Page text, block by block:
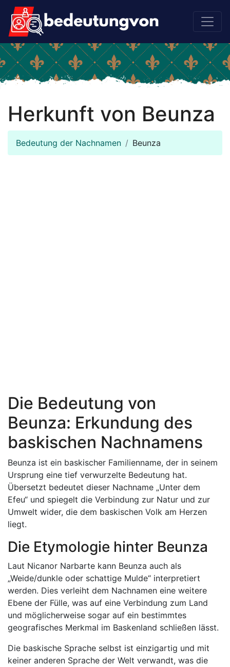
Herkunft von Beunza
Bedeutung der Nachnamen Beunza
Die Bedeutung von
Beunza: Erkundung des
baskischen Nachnamens
Beunza ist ein baskischer Familienname, der in seinem
Ursprung eine tief verwurzelte Bedeutung hat.
Übersetzt bedeutet dieser Nachname „Unter dem
Efeu“ und spiegelt die Verbindung zur Natur und zur
Umwelt wider, die dem baskischen Volk am Herzen
liegt.
Die Etymologie hinter Beunza
Laut Nicanor Narbarte kann Beunza auch als
„Weide/dunkle oder schattige Mulde“ interpretiert
werden. Dies verleiht dem Nachnamen eine weitere
Ebene der Fülle, was auf eine Verbindung zum Land
und möglicherweise sogar auf ein bestimmtes
geografisches Merkmal im Baskenland schließen lässt.
Die baskische Sprache selbst ist einzigartig und mit
keiner anderen Sprache der Welt verwandt, was die